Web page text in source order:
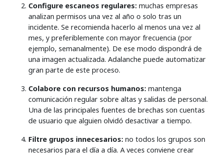
Configure escaneos regulares: muchas empresas
analizan permisos una vez al año o solo tras un
incidente. Se recomienda hacerlo al menos una vez al
mes, y preferiblemente con mayor frecuencia (por
ejemplo, semanalmente). De ese modo dispondrá de
una imagen actualizada. Adalanche puede automatizar
gran parte de este proceso.
Colabore con recursos humanos: mantenga
comunicación regular sobre altas y salidas de personal.
Una de las principales fuentes de brechas son cuentas
de usuario que alguien olvidó desactivar a tiempo.
Filtre grupos innecesarios: no todos los grupos son
necesarios para el día a día. A veces conviene crear